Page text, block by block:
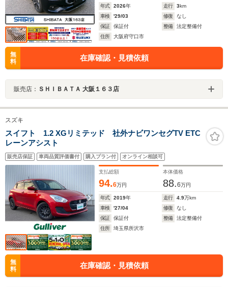
年式 2026年 走行 3km
車検
'29/03 修復
なし
保証
保証付 整備
法定整備付
住所
大阪府守口市
無
料
在庫確認・見積依頼
販売店： ＳＨＩＢＡＴＡ 大阪１６３店
スズキ
スイフト 1.2 XGリミテッド 社外ナビワンセグTV ETC
レーンアシスト
販売店保証 車両品質評価書付 購入プラン付 オンライン相談可
支払総額
94.6万円
本体価格
88.6万円
年式 2019年 走行 4.9万km
車検
'27/04 修復
なし
保証
保証付 整備
法定整備付
住所
埼玉県所沢市
無
料
在庫確認・見積依頼